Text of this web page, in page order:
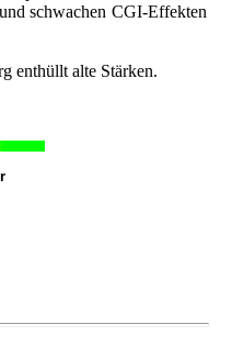
schwachen CGI-Effekten
enthüllt alte Stärken.